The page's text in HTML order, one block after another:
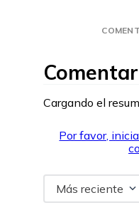
Cargando el
Por favor,
Más reciente